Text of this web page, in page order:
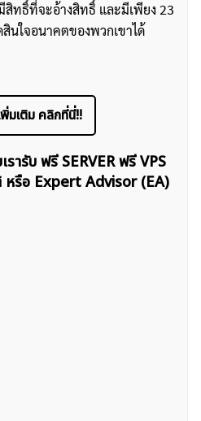
สิทธิ์ที่จะอ้างสิทธิ์ และมีเพียง 23
นใจอนาคตของพวกเขาได้
มเติม คลิกที่นี่!!
ารับ ฟรี SERVER ฟรี VPS
หรือ Expert Advisor (EA)